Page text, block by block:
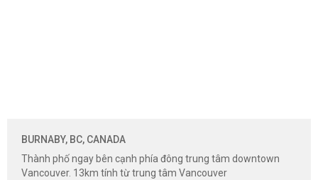
BURNABY, BC, CANADA
Thành phố ngay bên cạnh phía đông trung tâm downtown
Vancouver. 13km tính từ trung tâm Vancouver